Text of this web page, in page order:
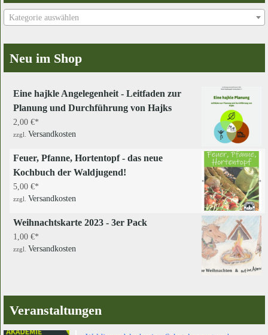
Kategorie auswählen
Neu im Shop
Eine hajkle Angelegenheit - Leitfaden zur
Planung und Durchführung von Hajks
2,00 €
zzgl. Versandkosten
Feuer, Pfanne, Hortentopf - das neue
Kochbuch der Waldjugend!
5,00 €
zzgl. Versandkosten
Weihnachtskarte 2023 - 3er Pack
1,00 €
zzgl. Versandkosten
Veranstaltungen